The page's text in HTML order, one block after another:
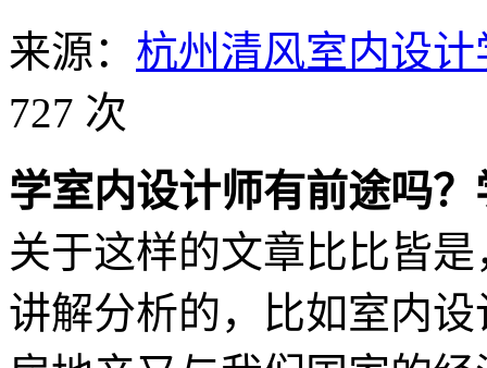
来源： 杭州清风室内设计
727 次
学室内设计师有前途吗
关于这样的文章比比皆
讲解分析的，比如室内